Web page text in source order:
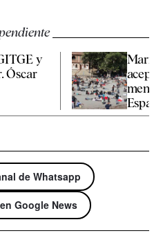
y
Óscar
de Whatsapp
Google News